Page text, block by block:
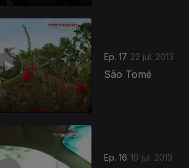
Ep. 17 22 jul. 2013
São Tomé
Ep. 16 19 jul. 2013